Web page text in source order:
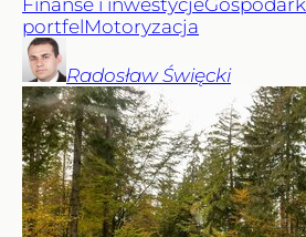
portfelMotoryzacja
Radosław Święcki